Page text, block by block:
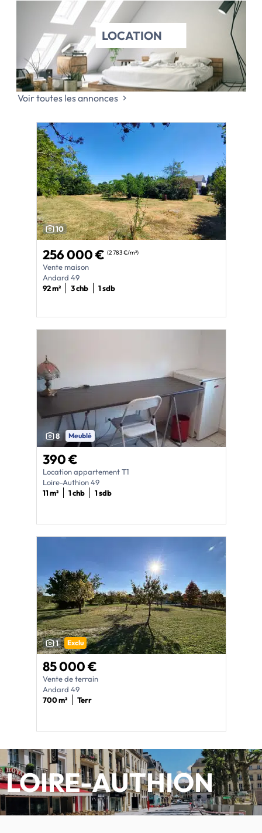
LOCATION
Voir toutes les annonces
10
256 000 € (2 783 €/m²)
Vente maison
Andard 49
92 m²
3 chb 1 sdb
8 Meublé
390 €
Location appartement T1
Loire-Authion 49
11 m²
1 chb 1 sdb
1 Exclu
85 000 €
Vente de terrain
Andard 49
700 m²
Terr
LOIRE-AUTHION